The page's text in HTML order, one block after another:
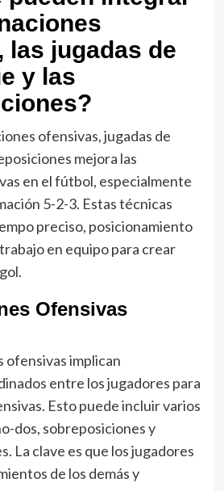
las jugadas de
y las
ofensivas, jugadas de
mejora las
en el fútbol, especialmente
5-2-3. Estas técnicas
preciso, posicionamiento
en equipo para crear
Ofensivas
ofensivas implican
entre los jugadores para
Esto puede incluir varios
dos, sobreposiciones y
La clave es que los jugadores
de los demás y